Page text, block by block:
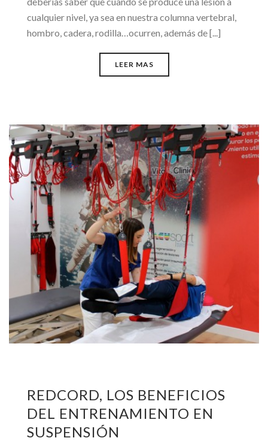
cualquier nivel, ya sea en nuestra columna vertebral,
hombro, cadera, rodilla…ocurren, además de [...]
LEER MAS
REDCORD, LOS BENEFICIOS
DEL ENTRENAMIENTO EN
SUSPENSIÓN